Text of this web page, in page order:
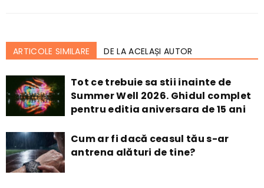
ARTICOLE SIMILARE DE LA ACELAȘI AUTOR
Tot ce trebuie sa stii inainte de
Summer Well 2026. Ghidul complet
pentru editia aniversara de 15 ani
Cum ar fi dacă ceasul tău s-ar
antrena alături de tine?